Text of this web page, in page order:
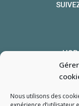
Nous utilisons des
Du lundi
Le